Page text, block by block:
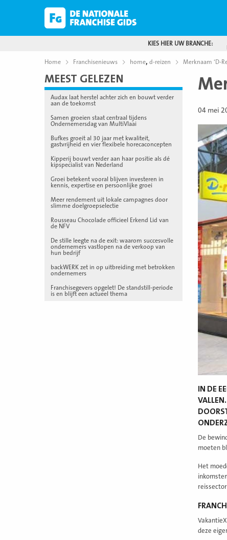
KIES HIER UW BRANCHE:
Home Franchisenieuws home, d-reizen Merknaam ‘D-
MEEST GELEZEN
Audax laat herstel achter zich en bouwt verder
aan de toekomst
Samen groeien staat centraal tijdens
Ondernemersdag van MultiVlaai
Bufkes groeit al 30 jaar met kwaliteit,
gastvrijheid en vier flexibele horecaconcepten
Kipperij bouwt verder aan haar positie als dé
kipspecialist van Nederland
Groei betekent vooral blijven investeren in
kennis, expertise en persoonlijke groei
Meer rendement uit lokale campagnes door
slimme doelgroepselectie
Rousseau Chocolade officieel Erkend Lid van
de NFV
De stille leegte na de exit: waarom succesvolle
ondernemers vastlopen na de verkoop van
hun bedrijf
backWERK zet in op uitbreiding met betrokken
ondernemers
Franchisegevers opgelet! De standstill-periode
is en blijft een actueel thema
04 mei
IN DE
De
moeten
Het
deze